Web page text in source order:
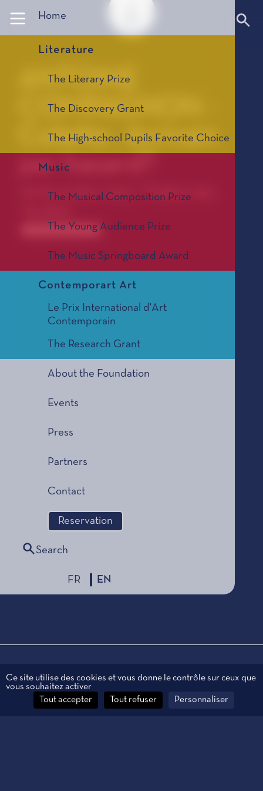
Home
Literature
The Literary Prize
The Discovery Grant
The High-school Pupils Favorite Choice
Music
The Musical Composition Prize
The Young Audience Prize
The Music Springboard Award
Contemporart Art
Le Prix International d'Art
Contemporain
The Research Grant
About the Foundation
Events
Press
Partners
Contact
Reservation
Search
FR EN
ANTOINE
COMPAGNON -
Colette : écrivain
par hasard?
06 November 2023 - Théâtre des
Les autres rendez-vous
Legal information
Contact
Ce site utilise des cookies et vous donne le contrôle sur ceux que
vous souhaitez activer
Tout accepter
Tout refuser Personnaliser